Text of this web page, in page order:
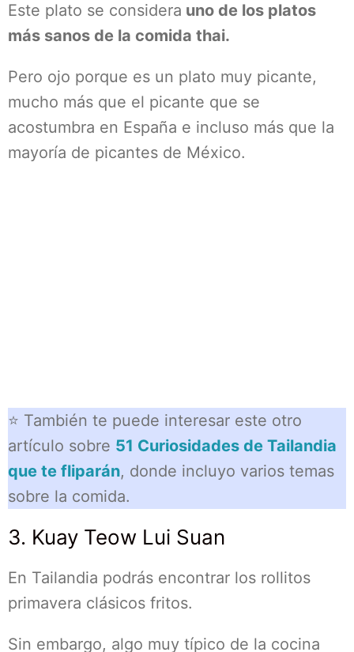
Este plato se considera uno de los platos
más sanos de la comida thai.
Pero ojo porque es un plato muy picante,
mucho más que el picante que se
acostumbra en España e incluso más que la
mayoría de picantes de México.
⭐ También te puede interesar este otro
artículo sobre 51 Curiosidades de Tailandia
que te fliparán, donde incluyo varios temas
sobre la comida.
3. Kuay Teow Lui Suan
En Tailandia podrás encontrar los rollitos
primavera clásicos fritos.
Sin embargo, algo muy típico de la cocina